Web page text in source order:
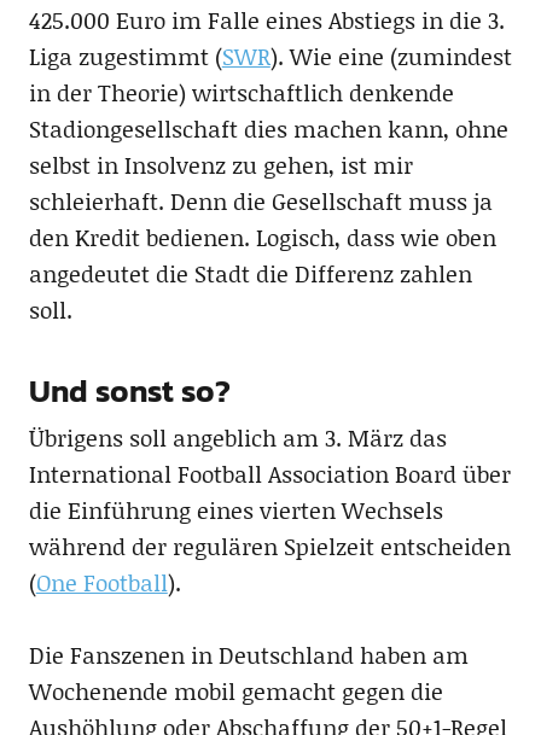
425.000 Euro im Falle eines Abstiegs in die 3.
Liga zugestimmt (SWR). Wie eine (zumindest
in der Theorie) wirtschaftlich denkende
Stadiongesellschaft dies machen kann, ohne
selbst in Insolvenz zu gehen, ist mir
schleierhaft. Denn die Gesellschaft muss ja
den Kredit bedienen. Logisch, dass wie oben
angedeutet die Stadt die Differenz zahlen
soll.
Und sonst so?
Übrigens soll angeblich am 3. März das
International Football Association Board über
die Einführung eines vierten Wechsels
während der regulären Spielzeit entscheiden
(One Football).
Die Fanszenen in Deutschland haben am
Wochenende mobil gemacht gegen die
Aushöhlung oder Abschaffung der 50+1-Regel